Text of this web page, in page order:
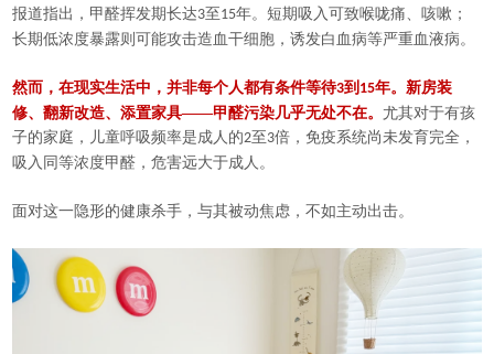
报道指出，甲醛挥发期长达3至 15年。短期吸入可致喉咙痛、咳嗽；
长期低浓度暴露则可能攻击造血干细胞，诱发白血病等严重血液病。
然而，在现实生活中，并非每个人都有条件等待3到 15年。新房装
修、翻新改造、添置家具——甲醛污染几乎无处不在。尤其对于有孩
子的家庭，儿童呼吸频率是成人的2至 3倍，免疫系统尚未发育完全，
吸入同等浓度甲醛，危害远大于成人。
面对这一隐形的健康杀手，与其被动焦虑，不如主动出击。